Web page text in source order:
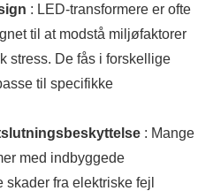
: LED-transformere er ofte
til at modstå miljøfaktorer
stress. De fås i forskellige
til specifikke
: Mange
med indbyggede
skader fra elektriske fejl